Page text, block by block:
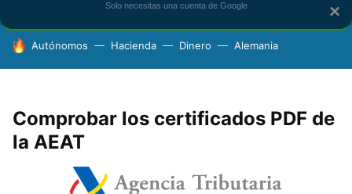
HOY SE HABLA DE
Autónomos Hacienda Dinero Alemania
Comprobar los certificados PDF de
la AEAT
×
Solo necesitas una cuenta de Google